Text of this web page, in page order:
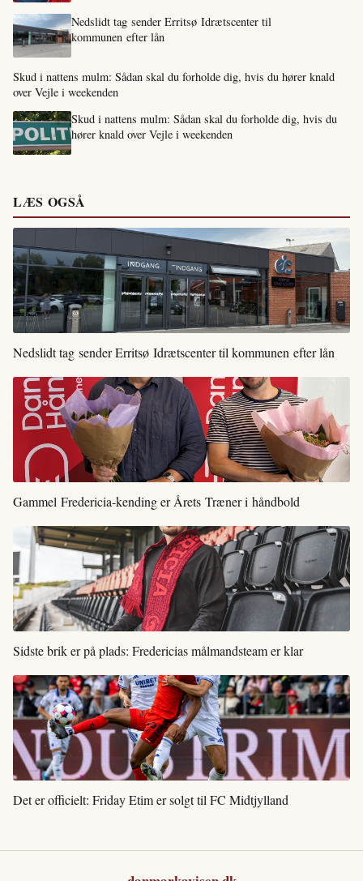
Nedslidt tag sender Erritsø Idrætscenter til
kommunen efter lån
Skud i nattens mulm: Sådan skal du forholde dig, hvis du hører knald
over Vejle i weekenden
Skud i nattens mulm: Sådan skal du forholde dig, hvis du
hører knald over Vejle i weekenden
LÆS OGSÅ
Nedslidt tag sender Erritsø Idrætscenter til kommunen efter lån
Gammel Fredericia-kending er Årets Træner i håndbold
Sidste brik er på plads: Fredericias målmandsteam er klar
Det er officielt: Friday Etim er solgt til FC Midtjylland